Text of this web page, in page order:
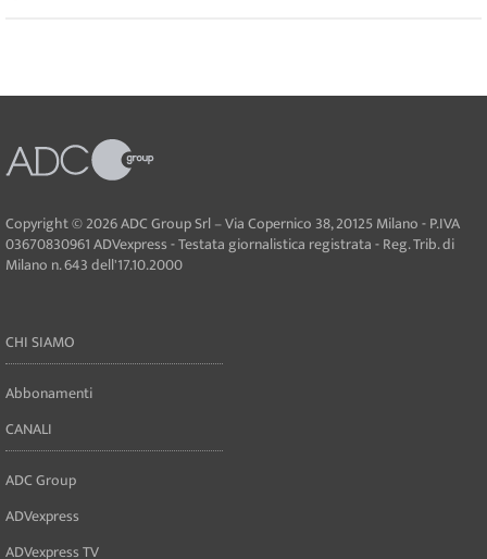
Copyright © 2026 ADC Group Srl – Via Copernico 38, 20125 Milano - P.IVA
03670830961 ADVexpress - Testata giornalistica registrata - Reg. Trib. di
Milano n. 643 dell'17.10.2000
CHI SIAMO
Abbonamenti
CANALI
ADC Group
ADVexpress
ADVexpress TV